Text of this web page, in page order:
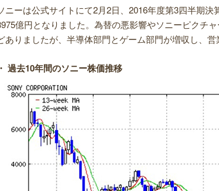
ニーは公式サイトにて2月2日、2016年度第3四半期
億円となりました。為替の悪影響やソニーピクチ
ありましたが、半導体部門とゲーム部門が増収し、営
・ 過去10年間のソニー株価推移